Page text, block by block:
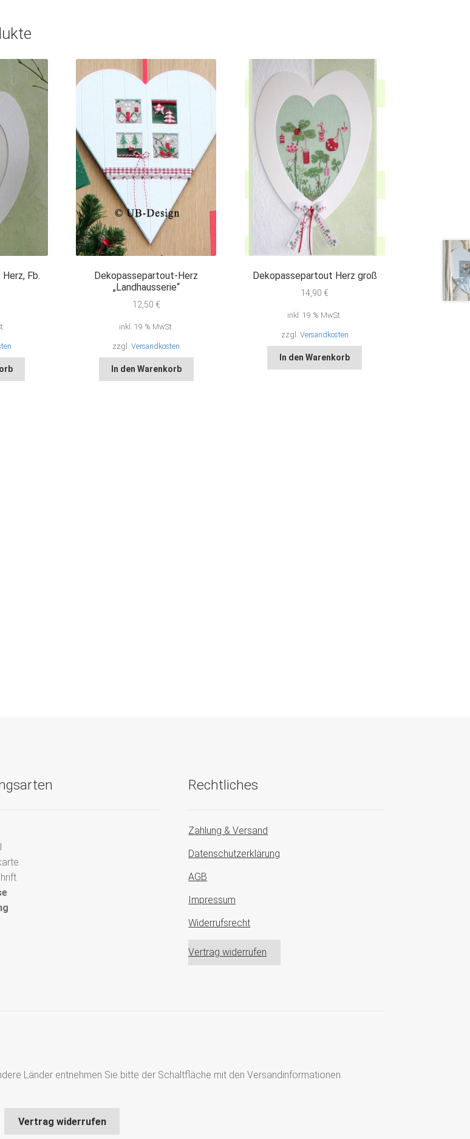
Fb.
Dekopassepartout-Herz
„Landhausserie“
12,50 €
inkl. 19 % MwSt.
zzgl.Versandkosten
In den Warenkorb
Dekopassepartout Herz groß
14,90 €
inkl. 19 % MwSt.
zzgl. Versandkosten
In den Warenkorb
Rechtliches
Zahlung & Versand
Datenschutzerklärung
AGB
Impressum
Widerrufsrecht
Vertrag widerrufen
Länder entnehmen Sie bitte der Schaltfläche mit den Versandinformationen.
Vertrag widerrufen